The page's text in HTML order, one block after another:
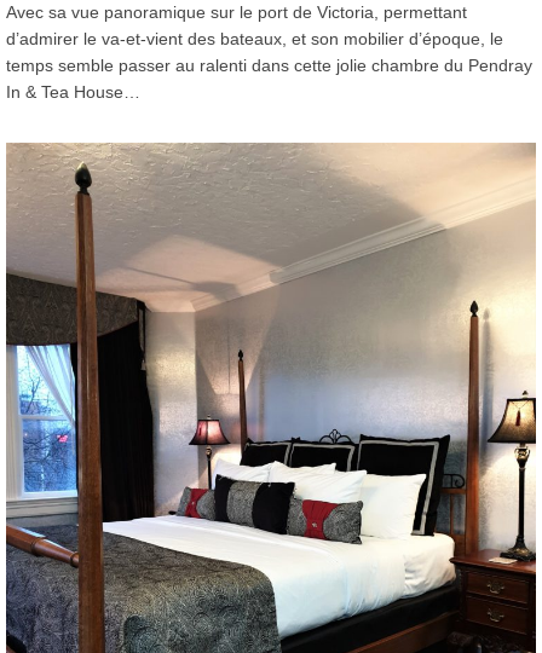
Avec sa vue panoramique sur le port de Victoria, permettant
d’admirer le va-et-vient des bateaux, et son mobilier d’époque, le
temps semble passer au ralenti dans cette jolie chambre du Pendray
In & Tea House…